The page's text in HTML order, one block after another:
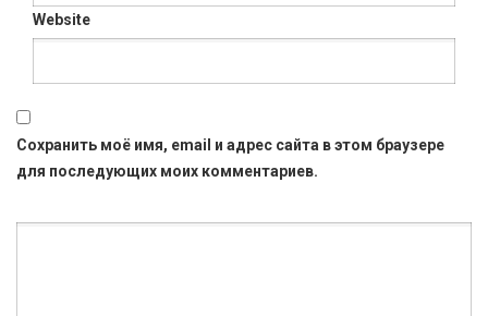
Website
Сохранить моё имя, email и адрес сайта в этом браузере
для последующих моих комментариев.